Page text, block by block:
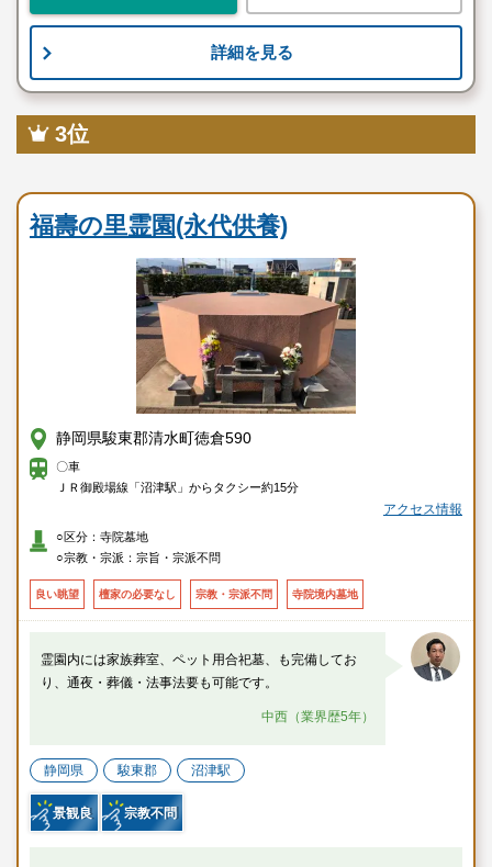
詳細を見る
3位
福壽の里霊園(永代供養)
静岡県駿東郡清水町徳倉590
〇車
ＪＲ御殿場線「沼津駅」からタクシー約15分
アクセス情報
○区分：寺院墓地
○宗教・宗派：宗旨・宗派不問
良い眺望 檀家の必要なし 宗教・宗派不問 寺院境内墓地
霊園内には家族葬室、ペット用合祀墓、も完備してお
り、通夜・葬儀・法事法要も可能です。
中西（業界歴5年）
静岡県 駿東郡 沼津駅
景観良 宗教不問